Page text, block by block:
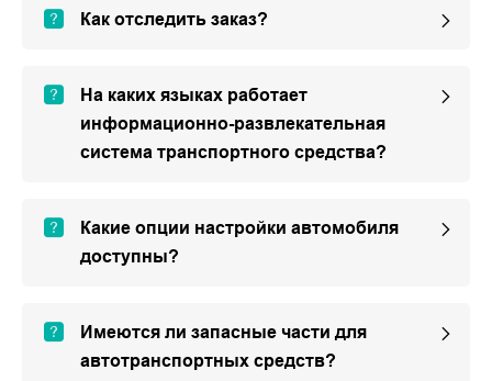
Как отследить заказ?
На каких языках работает
информационно-развлекательная
система транспортного средства?
Какие опции настройки автомобиля
доступны?
Имеются ли запасные части для
автотранспортных средств?